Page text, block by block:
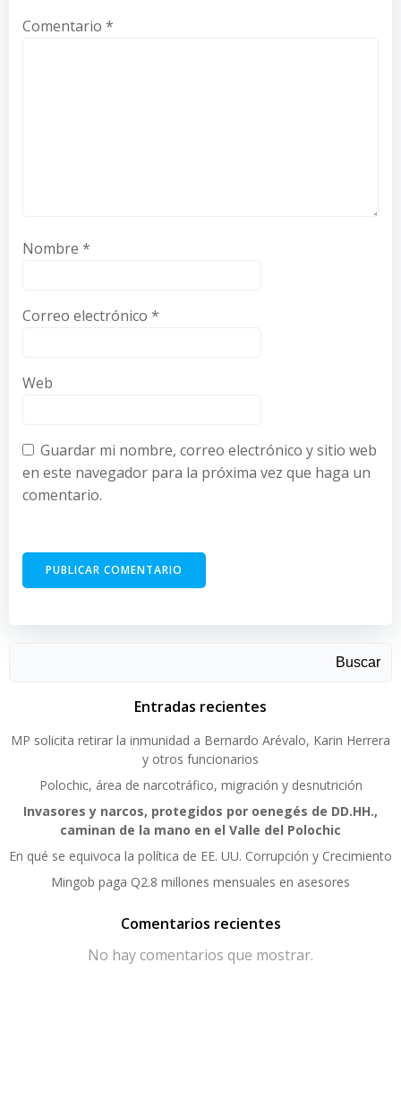
Comentario *
Nombre *
Correo electrónico *
Web
Guardar mi nombre, correo electrónico y sitio web
en este navegador para la próxima vez que haga un
comentario.
Buscar
Entradas recientes
MP solicita retirar la inmunidad a Bernardo Arévalo, Karin Herrera
y otros funcionarios
Polochic, área de narcotráfico, migración y desnutrición
Invasores y narcos, protegidos por oenegés de DD.HH.,
caminan de la mano en el Valle del Polochic
En qué se equivoca la política de EE. UU. Corrupción y Crecimiento
Mingob paga Q2.8 millones mensuales en asesores
Comentarios recientes
No hay comentarios que mostrar.